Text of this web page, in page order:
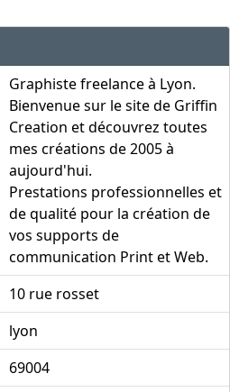
Graphiste freelance à Lyon.
Bienvenue sur le site de Griffin
Creation et découvrez toutes
mes créations de 2005 à
aujourd'hui.
Prestations professionnelles et
de qualité pour la création de
vos supports de
communication Print et Web.
10 rue rosset
lyon
69004